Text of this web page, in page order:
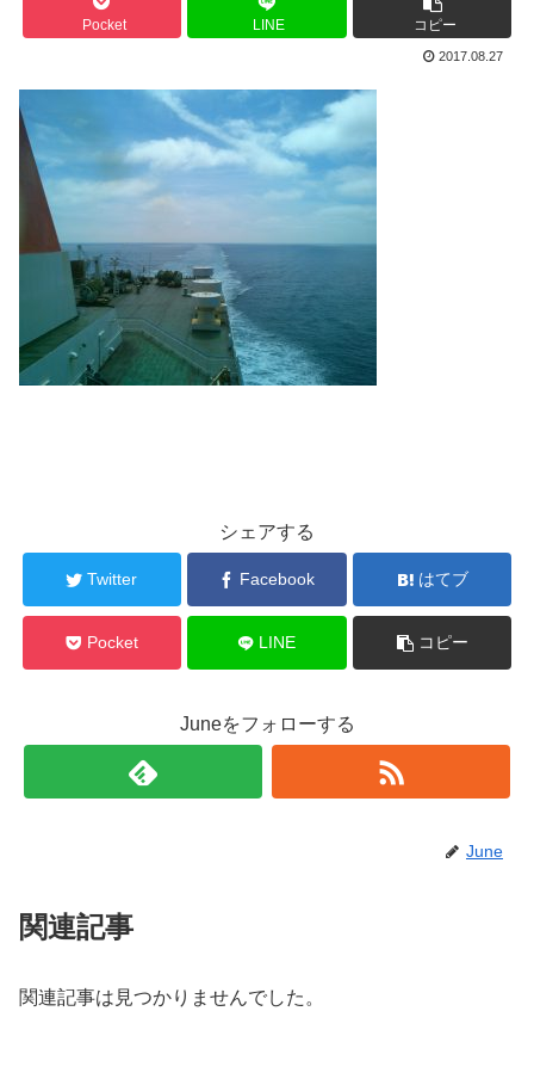
Pocket LINE コピー
2017.08.27
シェアする
Twitter Facebook はてブ
Pocket LINE コピー
Juneをフォローする
June
関連記事
関連記事は見つかりませんでした。